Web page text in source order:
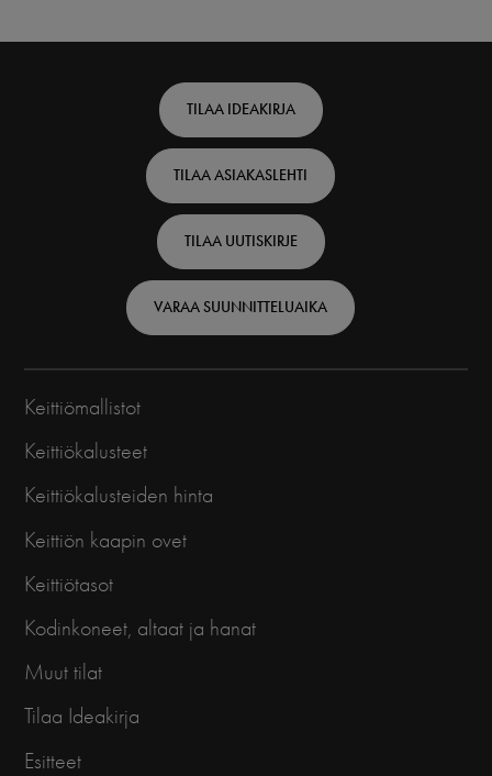
Finnish
TILAA IDEAKIRJA
TILAA ASIAKASLEHTI
TILAA UUTISKIRJE
VARAA SUUNNITTELUAIKA
Keittiömallistot
Keittiökalusteet
Keittiökalusteiden hinta
Keittiön kaapin ovet
Keittiötasot
Kodinkoneet, altaat ja hanat
Muut tilat
Tilaa Ideakirja
Esitteet